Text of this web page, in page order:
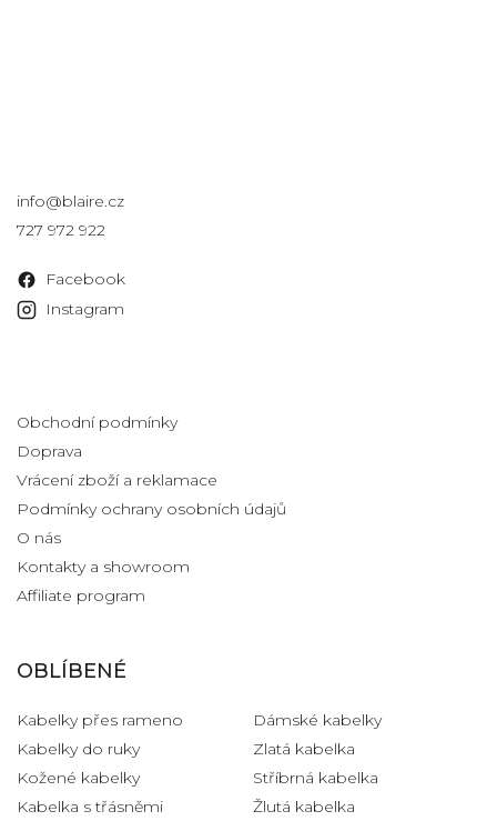
info@blaire.cz
727 972 922
Facebook
Instagram
Obchodní podmínky
Doprava
Vrácení zboží a reklamace
Podmínky ochrany osobních údajů
O nás
Kontakty a showroom
Affiliate program
OBLÍBENÉ
Kabelky přes rameno
Kabelky do ruky
Kožené kabelky
Kabelka s třásněmi
Dámské kabelky
Zlatá kabelka
Stříbrná kabelka
Žlutá kabelka